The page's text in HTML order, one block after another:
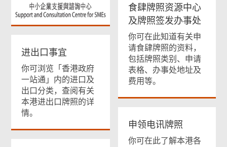
食肆牌照资源中心
及牌照签发办事处
你可在此知道有关申
请食肆牌照的资料，
包括牌照类别、申请
表格、办事处地址及
费用等。
进出口事宜
你可浏览「香港政府
一站通」内的进口及
出口分类，查阅有关
本港进出口牌照的详
情。
申领电讯牌照
你可在此了解本港各